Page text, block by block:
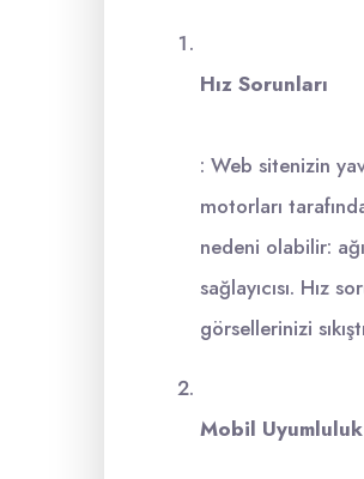
Hız Sorunları
: Web sitenizin
motorları
nedeni olabilir:
sağlayıcısı. Hız
görsellerinizi
Mobil